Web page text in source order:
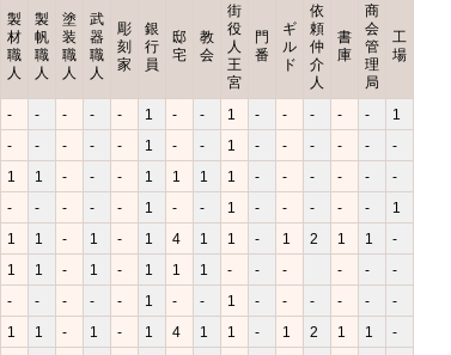
製
材
職
人
製
帆
職
人
塗
装
職
人
武
器
職
人
彫
刻
家
銀
行
員
邸
宅
教
会
街
役
人
王
宮
門
番
ギ
ル
ド
依
頼
仲
介
人
書
庫
商
会
管
理
局
工
場
- - - - - 1 - - 1 - - - - -
1
- - - - - 1 - - 1 - - - - -
-
1 1 - - - 1 1 1 1 - - - - -
-
- - - - - 1 - - 1 - - - - -
1
1 1 - 1 - 1 4 1 1 - 1 2 1 1
-
1 1 - 1 - 1 1 1 - - - - -
-
- - - - - 1 - - 1 - - - - -
-
1 1 - 1 - 1 4 1 1 - 1 2 1 1
-